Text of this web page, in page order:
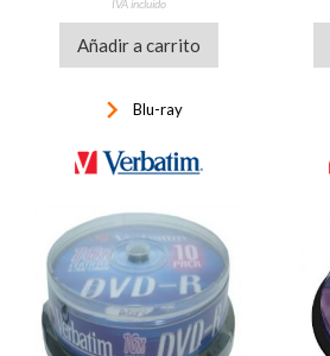
IVA incluido
Añadir a carrito
keyboard_arrow_right Blu-ray